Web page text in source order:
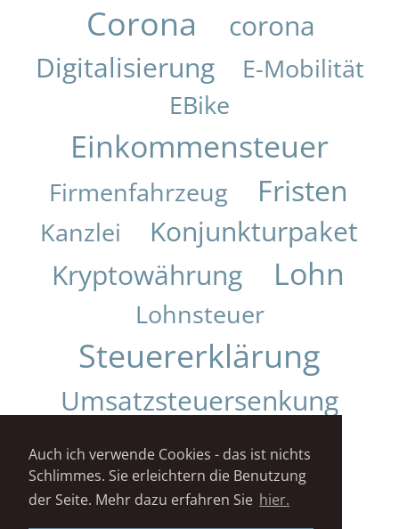
Auch ich verwende Cookies - das ist nichts
Schlimmes. Sie erleichtern die Benutzung
der Seite. Mehr dazu erfahren Sie hier.
Corona
corona
Digitalisierung
E-Mobilität
EBike
Einkommensteuer
Firmenfahrzeug Fristen
Kanzlei
Konjunkturpaket
Kryptowährung
Lohn
Lohnsteuer
Steuererklärung
Umsatzsteuersenkung
Urteil
Impressum
Datenschutz